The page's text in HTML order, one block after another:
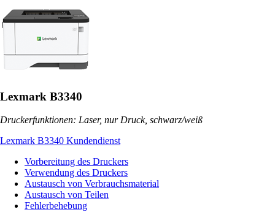
Lexmark B3340
Druckerfunktionen: Laser, nur Druck, schwarz/weiß
Lexmark B3340 Kundendienst
Vorbereitung des Druckers
Verwendung des Druckers
Austausch von Verbrauchsmaterial
Austausch von Teilen
Fehlerbehebung